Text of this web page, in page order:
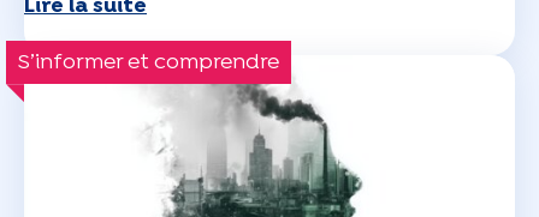
Lire la suite
S’informer et comprendre